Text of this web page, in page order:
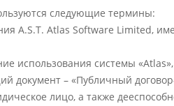
следующие термины:
A.S.T. Atlas Software Limited,
использования системы
документ – «Публичный
лицо, а также